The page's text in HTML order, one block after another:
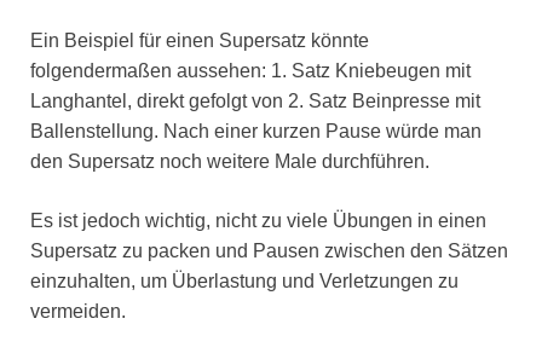
Ein Beispiel für einen Supersatz könnte
folgendermaßen aussehen: 1. Satz Kniebeugen mit
Langhantel, direkt gefolgt von 2. Satz Beinpresse mit
Ballenstellung. Nach einer kurzen Pause würde man
den Supersatz noch weitere Male durchführen.
Es ist jedoch wichtig, nicht zu viele Übungen in einen
Supersatz zu packen und Pausen zwischen den Sätzen
einzuhalten, um Überlastung und Verletzungen zu
vermeiden.